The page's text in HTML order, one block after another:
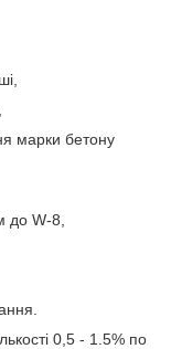
марки бетону
до W-8,
0,5 - 1.5% по